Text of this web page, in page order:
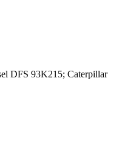
DFS 93K215; Caterpillar